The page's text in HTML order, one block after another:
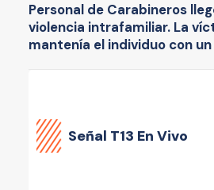
Personal de Carabineros
violencia intrafamiliar. La
mantenía el individuo con
Señal T13 En Vivo